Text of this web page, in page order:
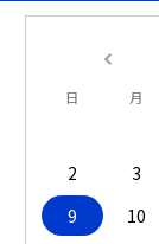
日 月
2
3
9
10